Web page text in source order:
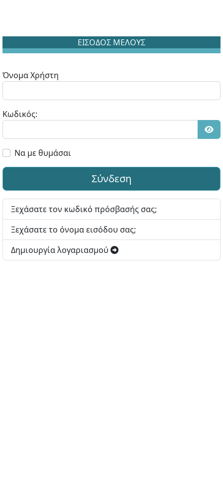
ΕΙΣΟΔΟΣ ΜΕΛΟΥΣ
Όνομα Χρήστη
Κωδικός:
Να με θυμάσαι
Σύνδεση
Ξεχάσατε τον κωδικό πρόσβασής σας;
Ξεχάσατε το όνομα εισόδου σας;
Δημιουργία λογαριασμού